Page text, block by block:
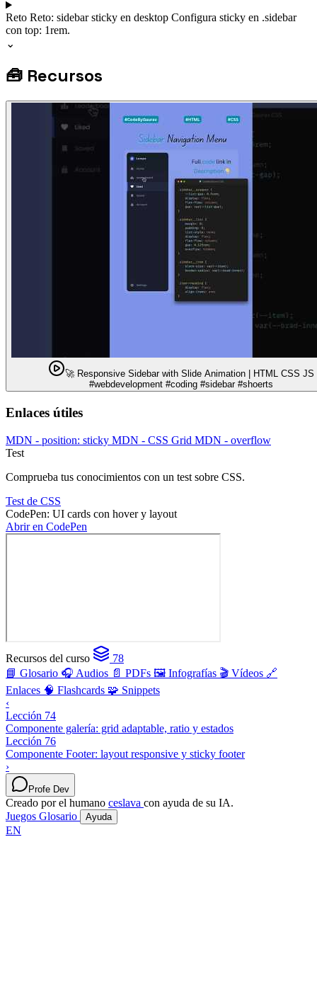
Reto Reto: sidebar sticky en desktop Configura sticky en .sidebar
con top: 1rem.
⌄
🧰 Recursos
🚀 Responsive Sidebar with Slide Animation | HTML CSS JS
#webdevelopment #coding #sidebar #shoerts
Enlaces útiles
MDN - position: sticky MDN - CSS Grid MDN - overflow
Test
Comprueba tus conocimientos con un test sobre CSS.
Test de CSS
CodePen: UI cards con hover y layout
Abrir en CodePen
Recursos del curso
78
📘 Glosario 🎧 Audios 📄 PDFs 🖼️ Infografías 🎬 Vídeos 🔗
Enlaces 🧠 Flashcards 🧩 Snippets
‹
Lección 74
Componente galería: grid adaptable, ratio y estados
Lección 76
Componente Footer: layout responsive y sticky footer
›
Profe Dev
Creado por el humano ceslava con ayuda de su IA.
Juegos Glosario Ayuda
EN